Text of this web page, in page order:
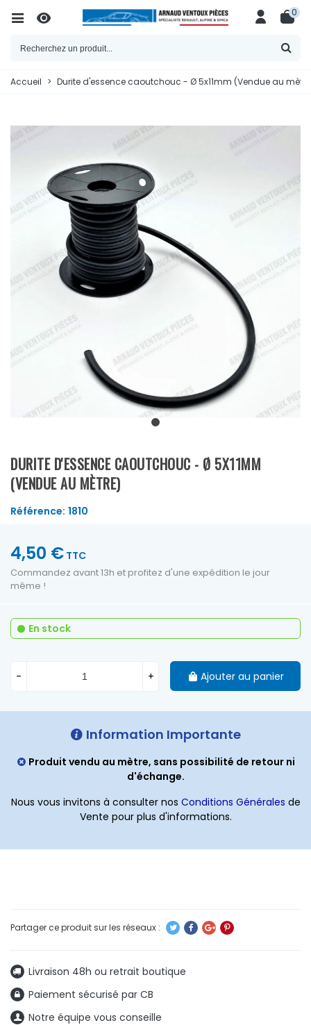
0
Accueil > Durite d'essence caoutchouc - Ø 5x11mm (Vendue au
DURITE D'ESSENCE CAOUTCHOUC - Ø 5X11MM
(VENDUE AU MÈTRE)
Référence: 1810
Livraison 48h ou retrait boutique
Paiement sécurisé par CB
Notre équipe vous conseille
4,50 € TTC
Commandez avant 13h et profitez d'une expédition le jour
même !
En stock
- + Ajouter au panier
Information Importante
Produit vendu au mètre, sans possibilité de retour ni
d'échange.
Nous vous invitons à consulter nos Conditions Générales de
Vente pour plus d'informations.